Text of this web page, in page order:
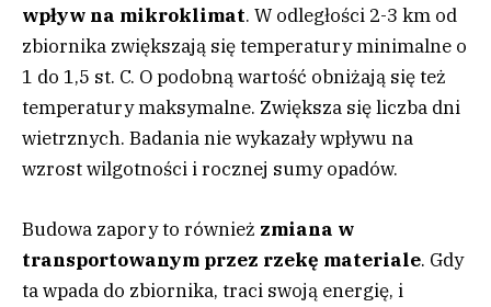
wpływ na mikroklimat. W odległości 2-3 km od
zbiornika zwiększają się temperatury minimalne o
1 do 1,5 st. C. O podobną wartość obniżają się też
temperatury maksymalne. Zwiększa się liczba dni
wietrznych. Badania nie wykazały wpływu na
wzrost wilgotności i rocznej sumy opadów.
Budowa zapory to również zmiana w
transportowanym przez rzekę materiale. Gdy
ta wpada do zbiornika, traci swoją energię, i